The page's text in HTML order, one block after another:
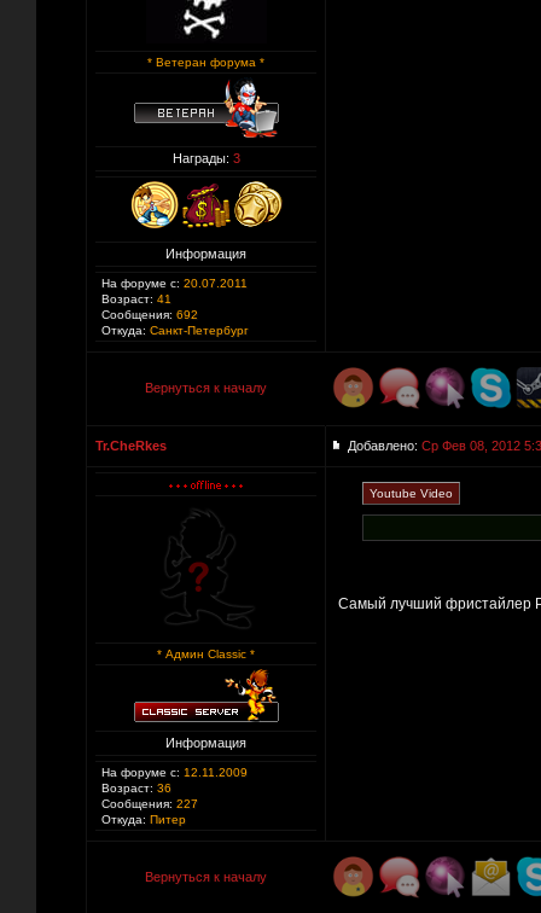
* Ветеран форума *
Награды: 3
Информация
На форуме с: 20.07.2011
Возраст: 41
Сообщения: 692
Откуда: Санкт-Петербург
Вернуться к началу
Tr.CheRkes Добавлено: Ср Фев 08, 2012
* Админ Classic *
Информация
На форуме с: 12.11.2009
Возраст: 36
Сообщения: 227
Откуда: Питер
Самый лучший фристайлер
Вернуться к началу